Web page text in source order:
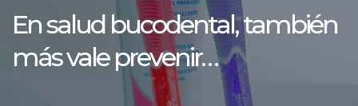
En salud bucodental, también
más vale prevenir…